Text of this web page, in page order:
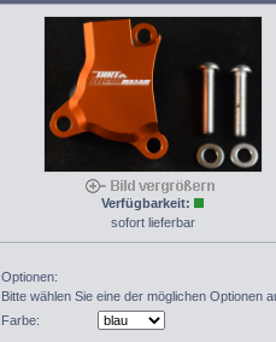
Verfügbarkeit:
sofort lieferbar
Optionen:
Bitte wählen Sie eine der möglichen Optionen
Farbe: